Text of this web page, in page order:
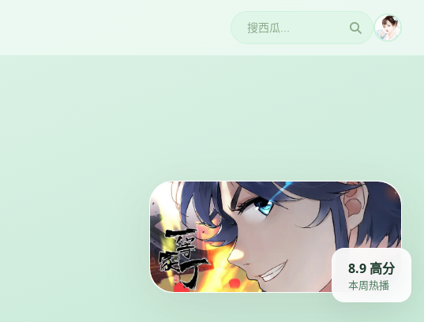
8.9 高分
本周热播